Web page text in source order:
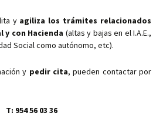
y agiliza los trámites relacionados
y con Hacienda (altas y bajas en el I.A.E.,
Social como autónomo, etc).
y pedir cita, pueden contactar por
T: 954 56 03 36